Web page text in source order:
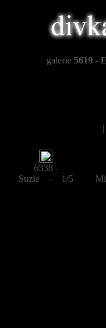
galerie 5619 -
|
6338 -
Suzie - 1/5